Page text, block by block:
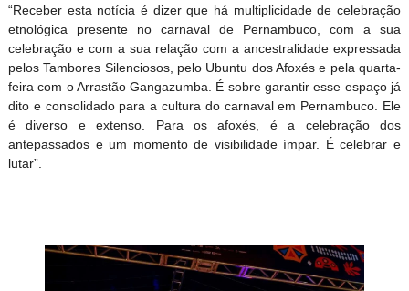
“Receber esta notícia é dizer que há multiplicidade de celebração
etnológica presente no carnaval de Pernambuco, com a sua
celebração e com a sua relação com a ancestralidade expressada
pelos Tambores Silenciosos, pelo Ubuntu dos Afoxés e pela quarta-
feira com o Arrastão Gangazumba. É sobre garantir esse espaço já
dito e consolidado para a cultura do carnaval em Pernambuco. Ele
é diverso e extenso. Para os afoxés, é a celebração dos
antepassados e um momento de visibilidade ímpar. É celebrar e
lutar”.